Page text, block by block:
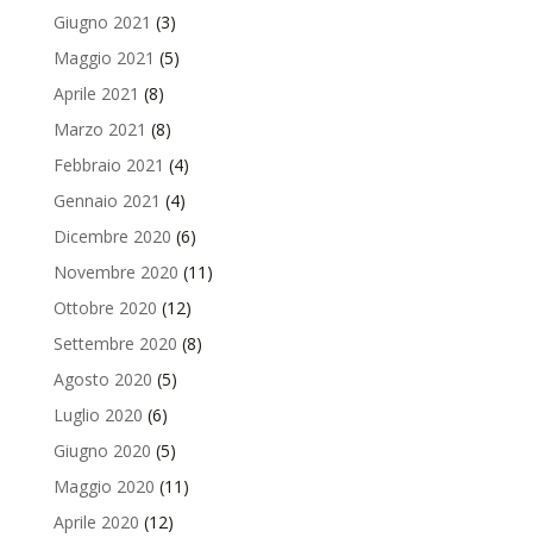
Giugno 2021 (3)
Maggio 2021 (5)
Aprile 2021 (8)
Marzo 2021 (8)
Febbraio 2021 (4)
Gennaio 2021 (4)
Dicembre 2020 (6)
Novembre 2020 (11)
Ottobre 2020 (12)
Settembre 2020 (8)
Agosto 2020 (5)
Luglio 2020 (6)
Giugno 2020 (5)
Maggio 2020 (11)
Aprile 2020 (12)